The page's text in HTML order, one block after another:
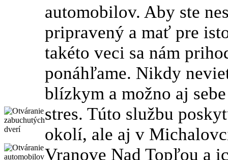
automobilov. Aby ste
pripravený a mať pre
takéto veci sa nám
ponáhľame. Nikdy
blízkym a možno aj
stres. Túto službu
okolí, ale aj v
Vranove Nad Topľou a